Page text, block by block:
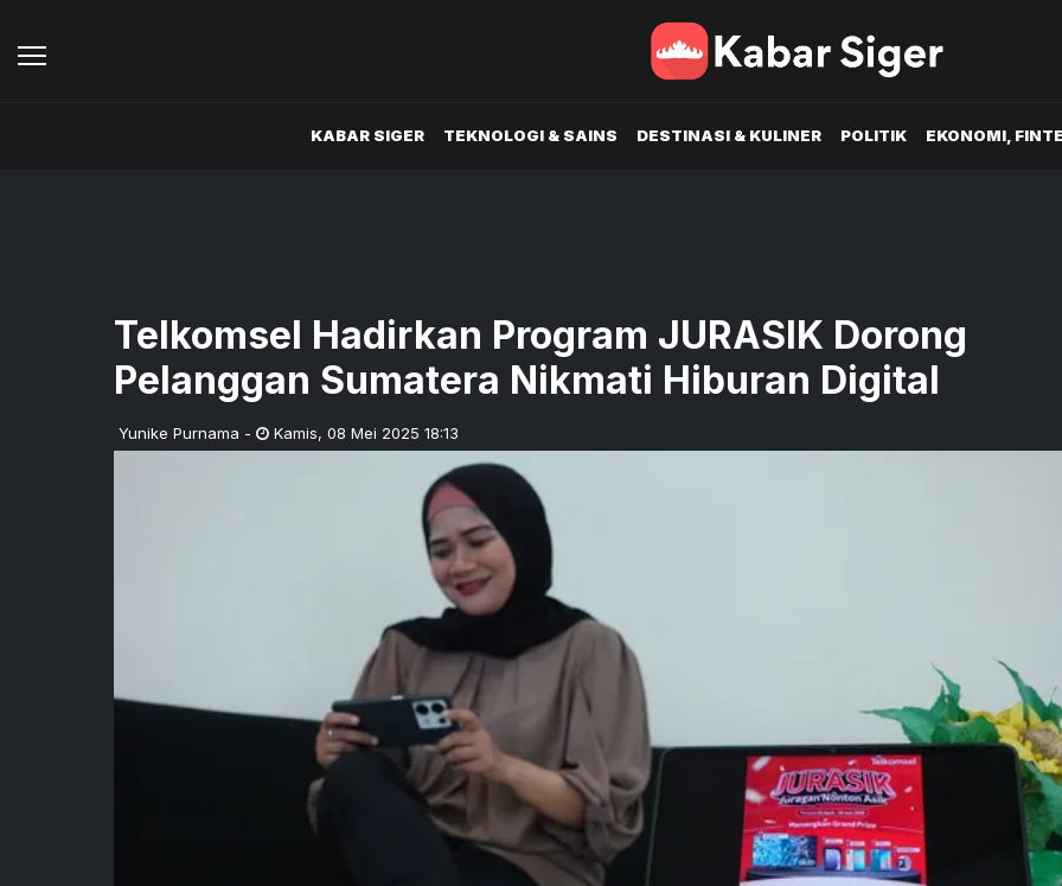
KABAR SIGER TEKNOLOGI & SAINS DESTINASI & KULINER POLITIK EKONOMI,
Telkomsel Hadirkan Program JURASIK Dorong
Pelanggan Sumatera Nikmati Hiburan Digital
Yunike Purnama - Kamis, 08 Mei 2025 18:13